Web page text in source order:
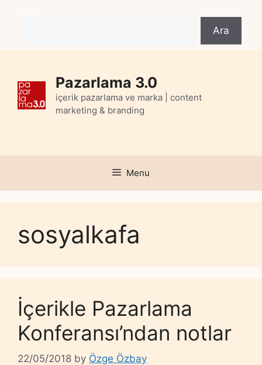
Ara
Pazarlama 3.0
içerik pazarlama ve marka | content
marketing & branding
Menu
sosyalkafa
İçerikle Pazarlama
Konferansı’ndan notlar
22/05/2018 by Özge Özbay